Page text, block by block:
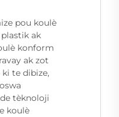
pou koulè
ak
konform
ak zot
te dibize,
tèknoloji
koulè